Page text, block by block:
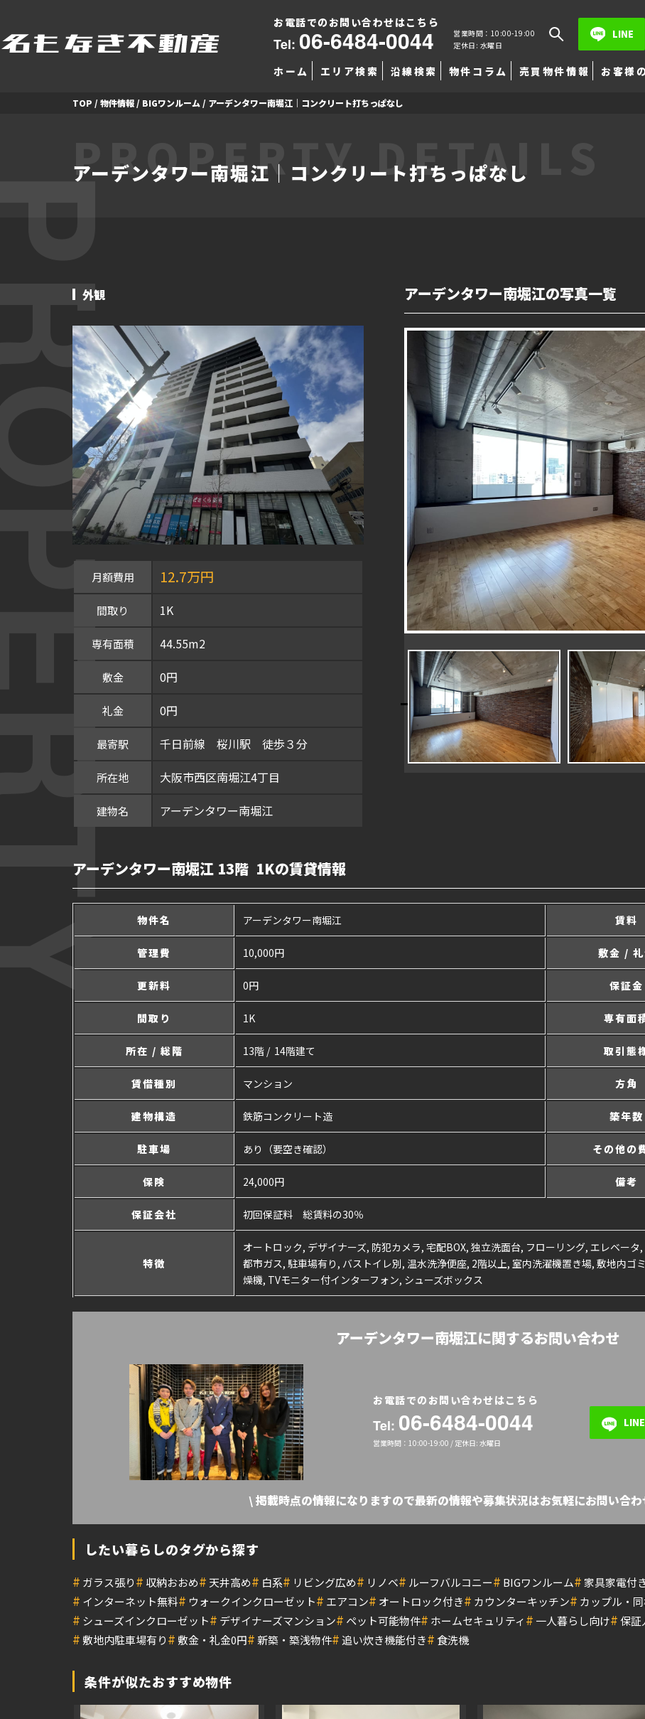
お電話でのお問い合わせはこちら
Tel: 06-6484-0044
営業時間：10:00-19:00
定休日: 水曜日
LINE
ホーム エリア検索 沿線検索 物件コラム 売買物件情報 お客様
TOP / 物件情報 / BIGワンルーム / アーデンタワー南堀江｜コンクリート打ちっぱなし
PROPERTY DETAILS
アーデンタワー南堀江｜コンクリート打ちっぱなし
外観
月額費用 12.7万円
間取り 1K
専有面積 44.55m2
敷金 0円
礼金 0円
最寄駅 千日前線 桜川駅 徒歩３分
所在地 大阪市西区南堀江4丁目
建物名 アーデンタワー南堀江
アーデンタワー南堀江の写真一覧
アーデンタワー南堀江 13階 1Kの賃貸情報
物件名 アーデンタワー南堀江 賃料
管理費 10,000円 敷金 /
更新料 0円 保証金
間取り 1K 専有面
所在 / 総階 13階 / 14階建て 取引態
賃借種別 マンション 方角
建物構造 鉄筋コンクリート造 築年数
駐車場 あり（要空き確認） その他の
保険 24,000円 備考
保証会社 初回保証料 総賃料の30％
特徴
オートロック, デザイナーズ, 防犯カメラ, 宅配BOX, 独立洗面台, フローリング, エレベー
都市ガス, 駐車場有り, バストイレ別, 温水洗浄便座, 2階以上, 室内洗濯機置き場, 敷地内ゴ
燥機, TVモニター付インターフォン, シューズボックス
アーデンタワー南堀江に関するお問い合わせ
お電話でのお問い合わせはこちら
Tel: 06-6484-0044
営業時間：10:00-19:00 / 定休日: 水曜日
\ 掲載時点の情報になりますので最新の情報や募集状況はお気軽にお問い合
したい暮らしのタグから探す
# ガラス張り# 収納おおめ# 天井高め# 白系# リビング広め# リノベ# ルーフバルコニー# BIGワンルーム#家具家電付
# インターネット無料# ウォークインクローゼット# エアコン# オートロック付き# カウンターキッチン# カップル・
# シューズインクローゼット# デザイナーズマンション# ペット可能物件# ホームセキュリティ# 一人暮らし向け#保証
# 敷地内駐車場有り# 敷金・礼金0円#新築・築浅物件#追い炊き機能付き# 食洗機
条件が似たおすすめ物件